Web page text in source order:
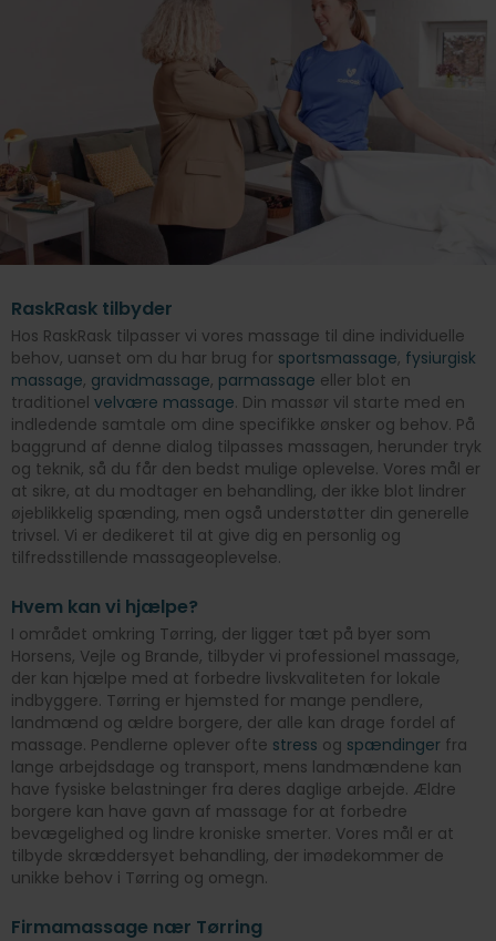
RaskRask tilbyder
Hos RaskRask tilpasser vi vores massage til dine individuelle
behov, uanset om du har brug for sportsmassage, fysiurgisk
massage, gravidmassage, parmassage eller blot en
traditionel velvære massage. Din massør vil starte med en
indledende samtale om dine specifikke ønsker og behov. På
baggrund af denne dialog tilpasses massagen, herunder tryk
og teknik, så du får den bedst mulige oplevelse. Vores mål er
at sikre, at du modtager en behandling, der ikke blot lindrer
øjeblikkelig spænding, men også understøtter din generelle
trivsel. Vi er dedikeret til at give dig en personlig og
tilfredsstillende massageoplevelse.
Hvem kan vi hjælpe?
I området omkring Tørring, der ligger tæt på byer som
Horsens, Vejle og Brande, tilbyder vi professionel massage,
der kan hjælpe med at forbedre livskvaliteten for lokale
indbyggere. Tørring er hjemsted for mange pendlere,
landmænd og ældre borgere, der alle kan drage fordel af
massage. Pendlerne oplever ofte stress og spændinger fra
lange arbejdsdage og transport, mens landmændene kan
have fysiske belastninger fra deres daglige arbejde. Ældre
borgere kan have gavn af massage for at forbedre
bevægelighed og lindre kroniske smerter. Vores mål er at
tilbyde skræddersyet behandling, der imødekommer de
unikke behov i Tørring og omegn.
Firmamassage nær Tørring